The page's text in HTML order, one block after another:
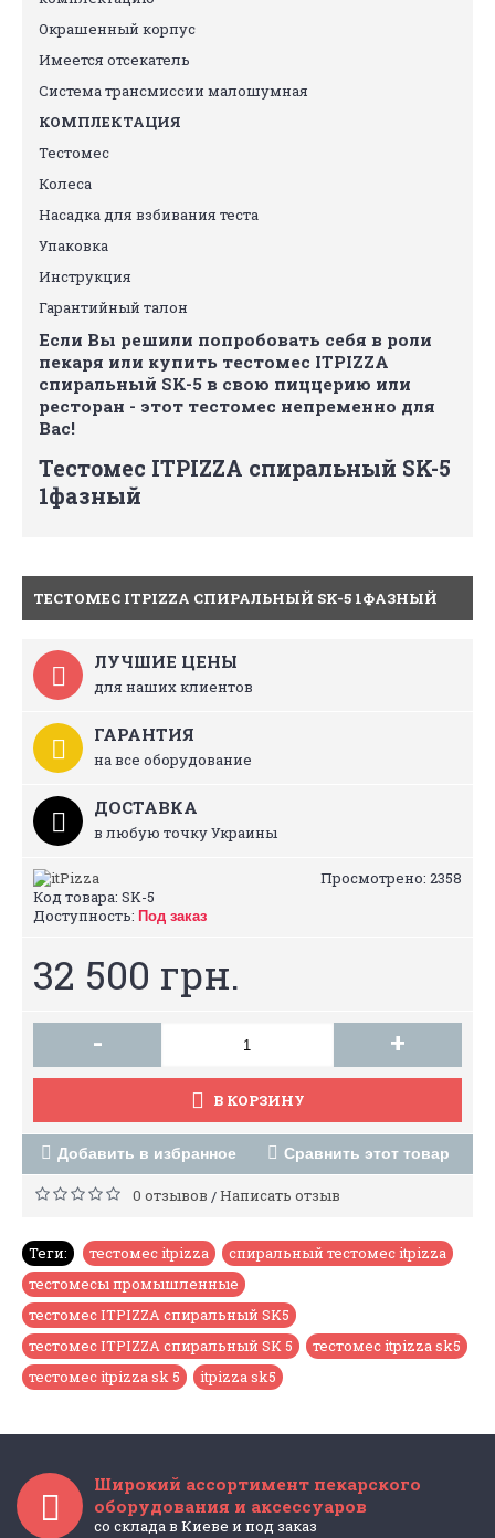
Окрашенный корпус
Имеется отсекатель
Система трансмиссии малошумная
КОМПЛЕКТАЦИЯ
Тестомес
Колеса
Насадка для взбивания теста
Упаковка
Инструкция
Гарантийный талон
Если Вы решили попробовать себя в роли
пекаря или купить тестомес ITPIZZA
спиральный SK-5 в свою пиццерию или
ресторан - этот тестомес непременно для
Вас!
Тестомес ITPIZZA спиральный SK-5
1фазный
ТЕСТОМЕС ITPIZZA СПИРАЛЬНЫЙ SK-5 1ФАЗНЫЙ
ЛУЧШИЕ ЦЕНЫ
для наших клиентов
ГАРАНТИЯ
на все оборудование
ДОСТАВКА
в любую точку Украины
Просмотрено: 2358
Код товара: SK-5
Доступность: Под заказ
32 500 грн.
- +
В КОРЗИНУ
Добавить в избранное Сравнить этот товар
0 отзывов /Написать отзыв
Теги: тестомес itpizza спиральный тестомес itpizza
тестомесы промышленные
тестомес ITPIZZA спиральный SK5
тестомес ITPIZZA спиральный SK 5
тестомес itpizza sk5
тестомес itpizza sk 5
itpizza sk5
Широкий ассортимент пекарского
оборудования и аксессуаров
со склада в Киеве и под заказ